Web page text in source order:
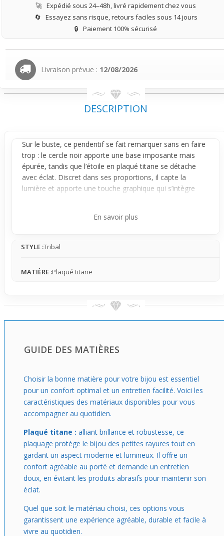
🚀 Expédié sous 24–48h, livré rapidement chez vous
🔄 Essayez sans risque, retours faciles sous 14 jours
🔒 Paiement 100% sécurisé
Livraison prévue : 12/08/2026
DESCRIPTION
Sur le buste, ce pendentifse fait remarquer sans en faire
trop : le cercle noir apporte une base imposante mais
épurée, tandis que l’étoile en plaqué titane se détache
avec éclat. Discret dans ses proportions, il capte la
lumière et apporte une touche graphique qui s’intègre
Son design joue sur le contraste du noir profond et du
cercle finement travaillé, attire le regard sans être trop
ta personnalité sans exagérer.
est vendu sans chaîne, ce qui te permet de personnaliser
toutes les journées.
En savoir plus
STYLE :Tribal
MATIÈRE :Plaqué titane
GUIDE DES MATIÈRES
Choisir la bonne matière pour votre bijou est essentiel
pour un confort optimal et un entretien facilité. Voici les
caractéristiques des matériaux disponibles pour vous
accompagner au quotidien.
Plaqué titane : alliant brillance et robustesse, ce
plaquage protège le bijou des petites rayures tout en
gardant un aspect moderne et lumineux. Il offre un
confort agréable au porté et demande un entretien
doux, en évitant les produits abrasifs pour maintenir son
éclat.
Quel que soit le matériau choisi, ces options vous
garantissent une expérience agréable, durable et facile à
vivre au quotidien.